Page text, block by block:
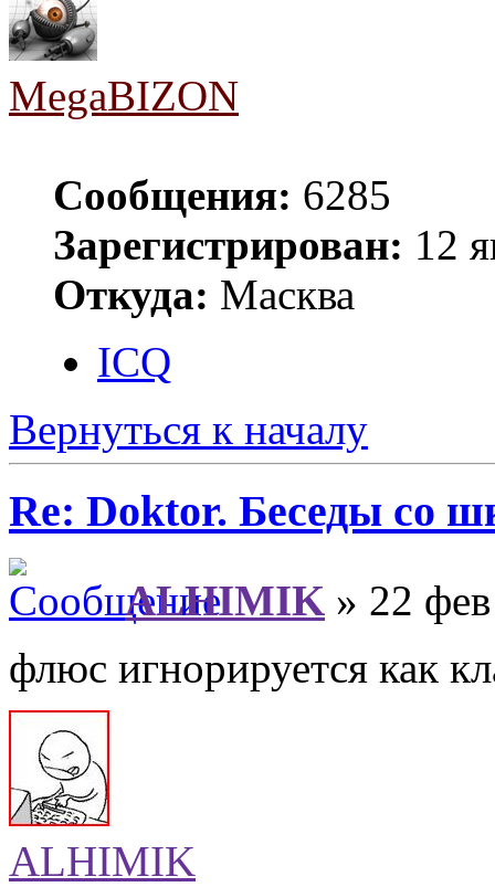
MegaBIZON
Сообщения: 6285
Зарегистрирован: 12
Откуда: Масква
ICQ
Вернуться к началу
Re: Doktor. Беседы со
ALHIMIK » 22
флюс игнорируется как
ALHIMIK